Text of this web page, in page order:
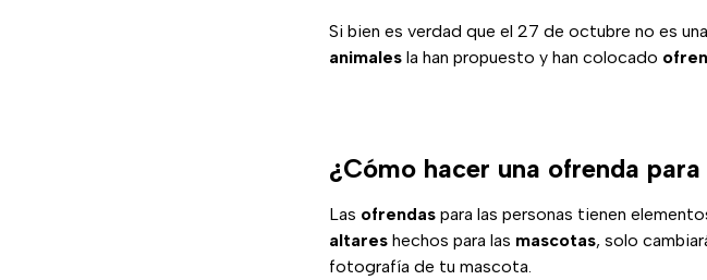
Si bien es verdad que el 27 de octubre no es
animales la han propuesto y han colocado
¿Cómo hacer una ofrenda
Las ofrendas para las personas tienen
altares hechos para las mascotas, solo
fotografía de tu mascota.